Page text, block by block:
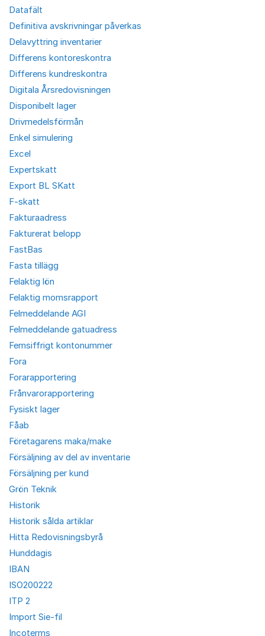
Datafält
Definitiva avskrivningar påverkas
Delavyttring inventarier
Differens kontoreskontra
Differens kundreskontra
Digitala Årsredovisningen
Disponibelt lager
Drivmedelsförmån
Enkel simulering
Excel
Expertskatt
Export BL SKatt
F-skatt
Fakturaadress
Fakturerat belopp
FastBas
Fasta tillägg
Felaktig lön
Felaktig momsrapport
Felmeddelande AGI
Felmeddelande gatuadress
Femsiffrigt kontonummer
Fora
Forarapportering
Frånvarorapportering
Fysiskt lager
Fåab
Företagarens maka/make
Försäljning av del av inventarie
Försäljning per kund
Grön Teknik
Historik
Historik sålda artiklar
Hitta Redovisningsbyrå
Hunddagis
IBAN
ISO200222
ITP 2
Import Sie-fil
Incoterms